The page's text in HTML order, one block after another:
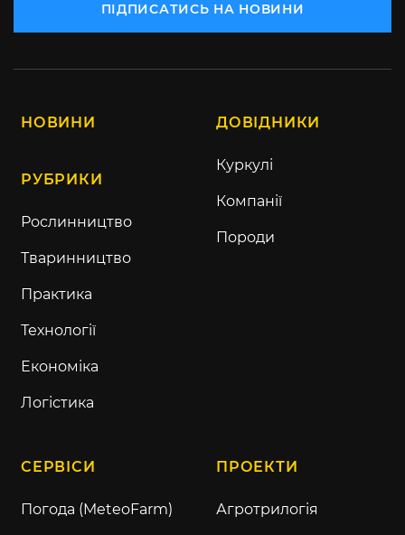
ПІДПИСАТИСЬ НА НОВИНИ
НОВИНИ
РУБРИКИ
Рослинництво
Тваринництво
Практика
Технології
Економіка
Логістика
ДОВІДНИКИ
Куркулі
Компанії
Породи
СЕРВІСИ
Погода (MeteoFarm)
ПРОЕКТИ
Агротрилогія